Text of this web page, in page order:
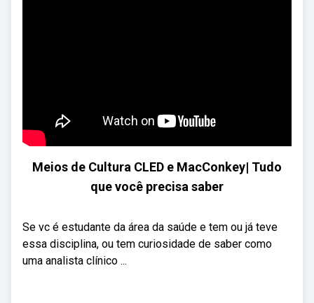
Meios de Cultura CLED e MacConkey| Tudo
que você precisa saber
Se vc é estudante da área da saúde e tem ou já teve
essa disciplina, ou tem curiosidade de saber como
uma analista clínico ...